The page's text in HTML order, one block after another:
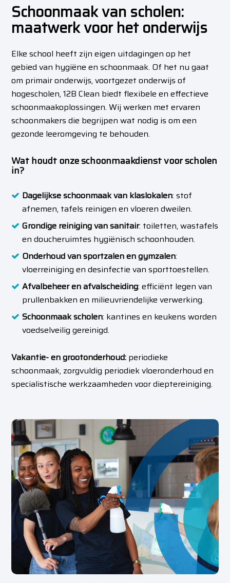
Schoonmaak van scholen:
maatwerk voor het onderwijs
Elke school heeft zijn eigen uitdagingen op het
gebied van hygiëne en schoonmaak. Of het nu gaat
om primair onderwijs, voortgezet onderwijs of
hogescholen, 12B Clean biedt flexibele en effectieve
schoonmaakoplossingen. Wij werken met ervaren
schoonmakers die begrijpen wat nodig is om een
gezonde leeromgeving te behouden.
Wat houdt onze schoonmaakdienst voor scholen
in?
Dagelijkse schoonmaak van klaslokalen: stof
afnemen, tafels reinigen en vloeren dweilen.
Grondige reiniging van sanitair: toiletten, wastafels
en doucheruimtes hygiënisch schoonhouden.
Onderhoud van sportzalen en gymzalen:
vloerreiniging en desinfectie van sporttoestellen.
Afvalbeheer en afvalscheiding: efficiënt legen van
prullenbakken en milieuvriendelijke verwerking.
Schoonmaak scholen: kantines en keukens worden
voedselveilig gereinigd.
Vakantie- en grootonderhoud: periodieke
schoonmaak, zorgvuldig periodiek vloeronderhoud en
specialistische werkzaamheden voor dieptereiniging.